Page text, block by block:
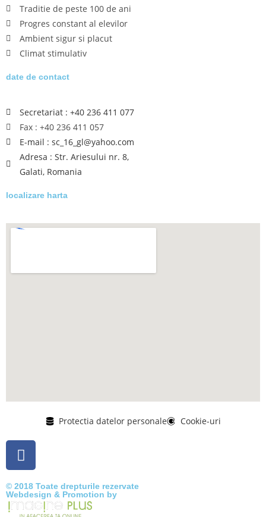
Traditie de peste 100 de ani
Progres constant al elevilor
Ambient sigur si placut
Climat stimulativ
date de contact
Secretariat : +40 236 411 077
Fax : +40 236 411 057
E-mail : sc_16_gl@yahoo.com
Adresa : Str. Ariesului nr. 8,
Galati, Romania
localizare harta
© 2018 Toate drepturile rezervate
Webdesign & Promotion by
Protectia datelor personale Cookie-uri